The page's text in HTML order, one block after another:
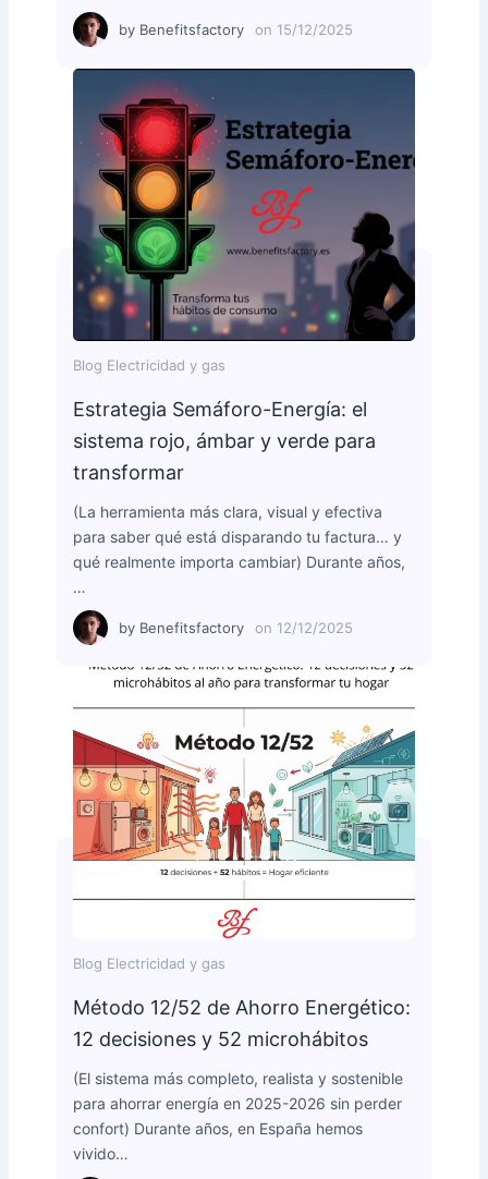
by Benefitsfactory on 15/12/2025
Blog Electricidad y gas
Estrategia Semáforo-Energía: el
sistema rojo, ámbar y verde para
transformar
(La herramienta más clara, visual y efectiva
para saber qué está disparando tu factura… y
qué realmente importa cambiar) Durante años,
…
by Benefitsfactory on 12/12/2025
Blog Electricidad y gas
Método 12/52 de Ahorro Energético:
12 decisiones y 52 microhábitos
(El sistema más completo, realista y sostenible
para ahorrar energía en 2025-2026 sin perder
confort) Durante años, en España hemos
vivido…